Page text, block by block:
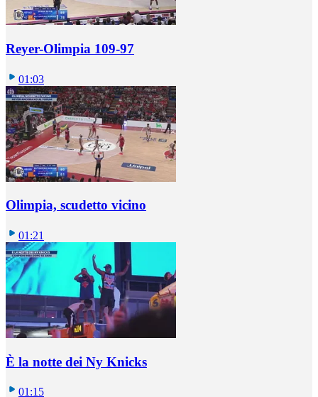
Reyer-Olimpia 109-97
01:03
Olimpia, scudetto vicino
01:21
È la notte dei Ny Knicks
01:15